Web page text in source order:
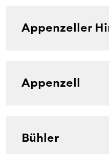
Appenzeller
Appenzell
Bühler